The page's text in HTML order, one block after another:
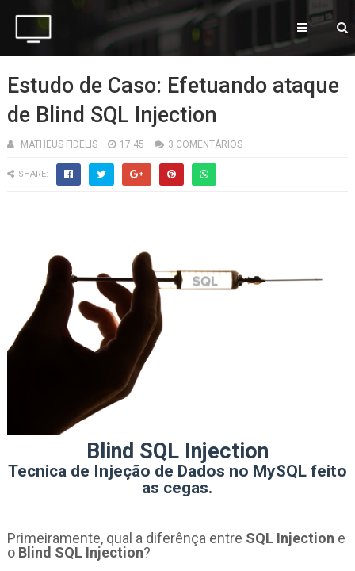
Estudo de Caso: Efetuando ataque
de Blind SQL Injection
MATHEUS FIDELIS 17:45 3 COMENTÁRIOS
SHARE:
Blind SQL Injection
Tecnica de Injeção de Dados no MySQL feito
as cegas.
Primeiramente, qual a diferênça entre SQL Injection e
o Blind SQL Injection?